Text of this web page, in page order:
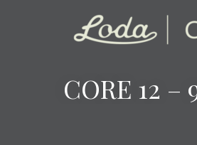
CORE 12 –